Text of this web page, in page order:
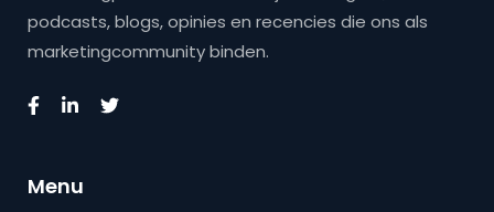
podcasts, blogs, opinies en recencies die ons als
marketingcommunity binden.
Menu